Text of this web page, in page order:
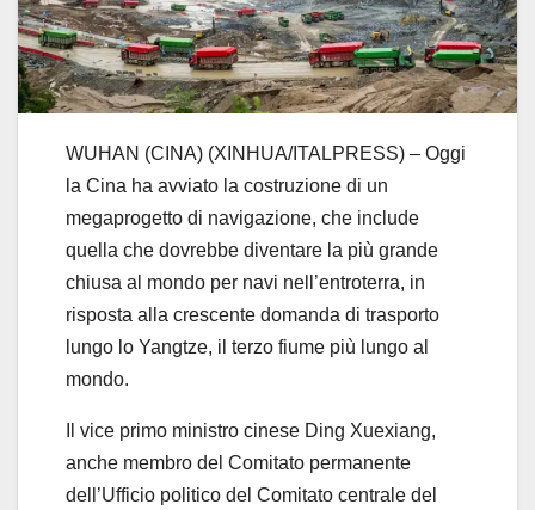
WUHAN (CINA) (XINHUA/ITALPRESS) – Oggi
la Cina ha avviato la costruzione di un
megaprogetto di navigazione, che include
quella che dovrebbe diventare la più grande
chiusa al mondo per navi nell’entroterra, in
risposta alla crescente domanda di trasporto
lungo lo Yangtze, il terzo fiume più lungo al
mondo.
Il vice primo ministro cinese Ding Xuexiang,
anche membro del Comitato permanente
dell’Ufficio politico del Comitato centrale del